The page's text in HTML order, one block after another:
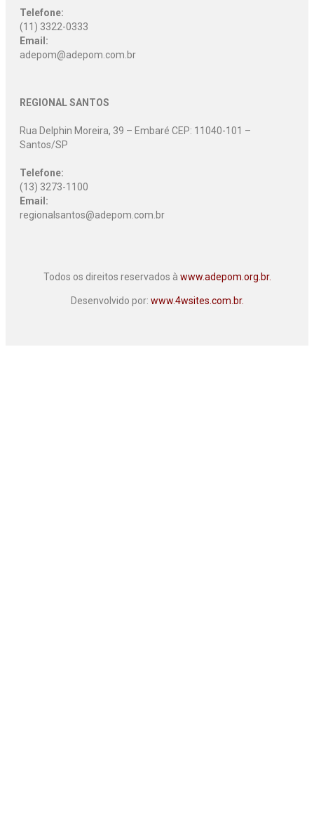
Telefone:
(11) 3322-0333
Email:
adepom@adepom.com.br
REGIONAL SANTOS
Rua Delphin Moreira, 39 – Embaré CEP: 11040-101 –
Santos/SP
Telefone:
(13) 3273-1100
Email:
regionalsantos@adepom.com.br
Todos os direitos reservados à www.adepom.org.br.
Desenvolvido por: www.4wsites.com.br.